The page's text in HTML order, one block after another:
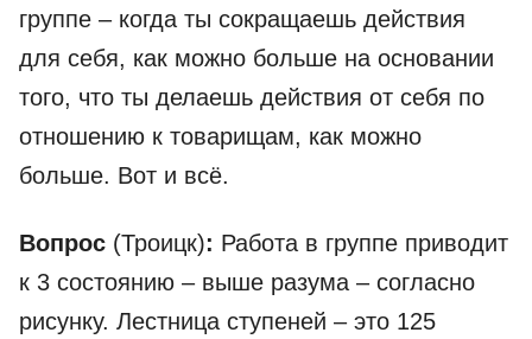
группе – когда ты сокращаешь действия
для себя, как можно больше на основании
того, что ты делаешь действия от себя по
отношению к товарищам, как можно
больше. Вот и всё.
Вопрос (Троицк): Работа в группе приводит
к 3 состоянию – выше разума – согласно
рисунку. Лестница ступеней – это 125